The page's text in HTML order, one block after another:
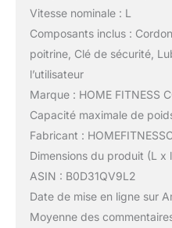
Vitesse nominale : L
Composants inclus :
poitrine, Clé de sécurité,
l’utilisateur
Marque : HOME FITNESS
Capacité maximale de
Fabricant :
Dimensions du produit (L
ASIN : B0D31QV9L2
Date de mise en ligne sur
Moyenne des